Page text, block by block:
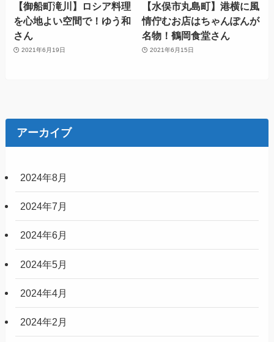
【御船町滝川】ロシア料理
を心地よい空間で！ゆう和
さん
2021年6月19日
【水俣市丸島町】港横に風
情佇むお店はちゃんぽんが
名物！鶴岡食堂さん
2021年6月15日
アーカイブ
2024年8月
2024年7月
2024年6月
2024年5月
2024年4月
2024年2月